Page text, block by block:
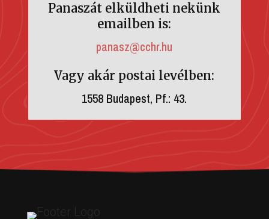
Panaszát elküldheti nekünk
emailben is:
panasz@cchr.hu
Vagy akár postai levélben:
1558 Budapest, Pf.: 43.